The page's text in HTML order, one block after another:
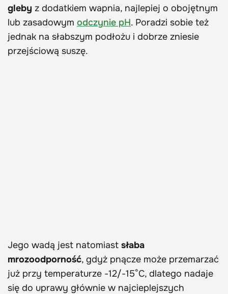
gleby z dodatkiem wapnia, najlepiej o obojętnym
lub zasadowym odczynie pH. Poradzi sobie też
jednak na słabszym podłożu i dobrze zniesie
przejściową suszę.
Jego wadą jest natomiast słaba
mrozoodporność, gdyż pnącze może przemarzać
już przy temperaturze -12/-15°C, dlatego nadaje
się do uprawy głównie w najcieplejszych